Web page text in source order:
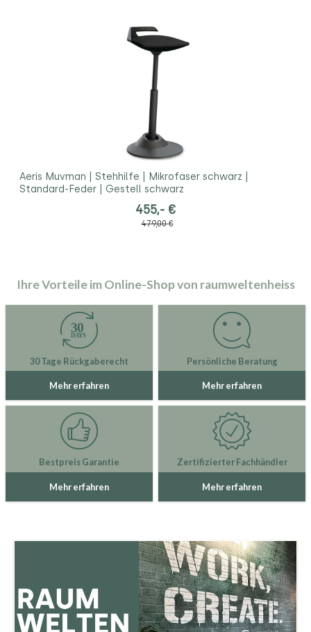
Aeris Muvman | Stehhilfe | Mikrofaser schwarz |
Standard-Feder | Gestell schwarz
455,- €
479,00 €
Mehr erfahren Mehr erfahren
Mehr erfahren Mehr erfahren